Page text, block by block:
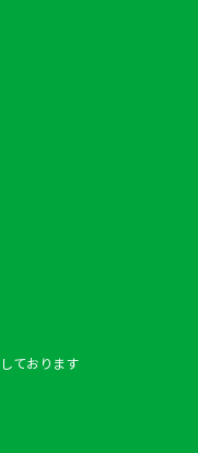
ております